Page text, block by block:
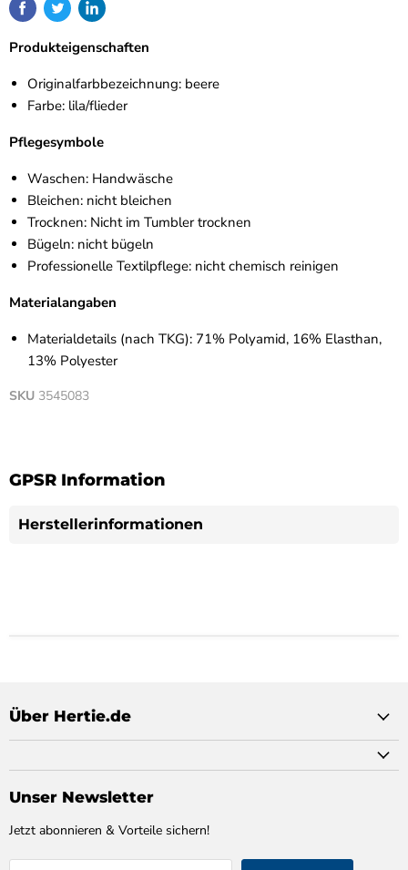
Produkteigenschaften
Originalfarbbezeichnung: beere
Farbe: lila/flieder
Pflegesymbole
Waschen: Handwäsche
Bleichen: nicht bleichen
Trocknen: Nicht im Tumbler trocknen
Bügeln: nicht bügeln
Professionelle Textilpflege: nicht chemisch reinigen
Materialangaben
Materialdetails (nach TKG): 71% Polyamid, 16% Elasthan,
13% Polyester
SKU 3545083
GPSR Information
Herstellerinformationen
Über Hertie.de
Unser Newsletter
Jetzt abonnieren & Vorteile sichern!